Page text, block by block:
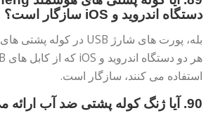
دستگاه اندروید و iOS سازگار است؟
استفاده می کنند، سازگار است.
90. آیا ژنگ کوله پشتی ضد آب ارائه می دهد؟